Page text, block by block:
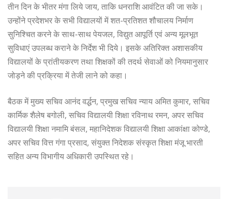
तीन दिन के भीतर मंगा लिये जाय, ताकि धनराशि आवंटित की जा सके।
उन्होंने प्रदेशभर के सभी विद्यालयों में शत-प्रतिशत शौचालय निर्माण
सुनिश्चित करने के साथ-साथ पेयजल, विद्युत आपूर्ति एवं अन्य मूलभूत
सुविधाएं उपलब्ध कराने के निर्देश भी दिये। इसके अतिरिक्त अशासकीय
विद्यालयों के प्रांतीयकरण तथा शिक्षकों की तदर्थ सेवाओं को नियमानुसार
जोड़ने की प्रक्रिया में तेजी लाने को कहा।
बैठक में मुख्य सचिव आनंद वर्द्धन, प्रमुख सचिव न्याय अमित कुमार, सचिव
कार्मिक शैलेष बगोली, सचिव विद्यालयी शिक्षा रविनाथ रमन, अपर सचिव
विद्यालयी शिक्षा नमामि बंसल, महानिदेशक विद्यालयी शिक्षा आकांक्षा कोण्डे,
अपर सचिव वित्त गंगा प्रसाद, संयुक्त निदेशक संस्कृत शिक्षा मंजू भारती
सहित अन्य विभागीय अधिकारी उपस्थित रहे।